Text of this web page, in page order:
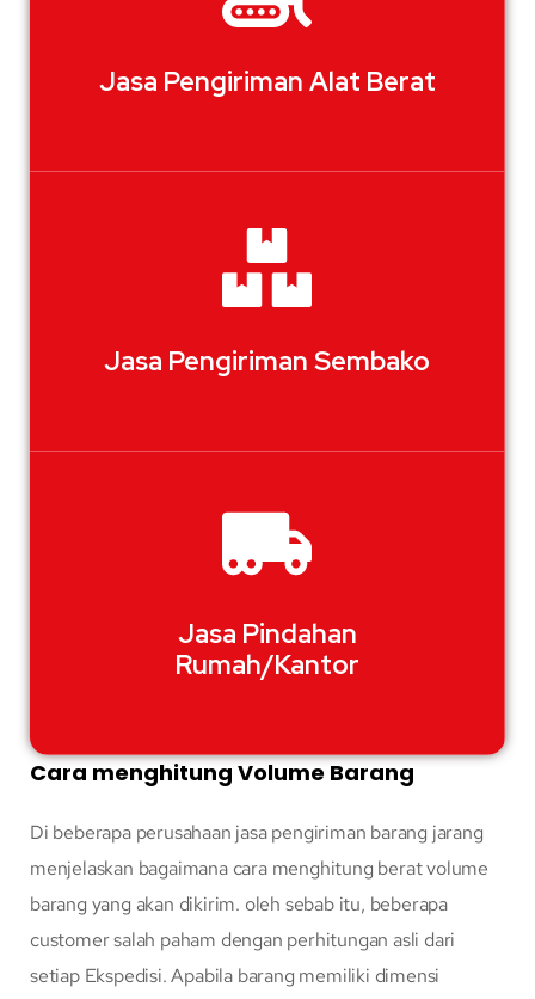
Jasa Pengiriman Alat Berat
Jasa Pengiriman Sembako
Jasa Pindahan
Rumah/Kantor
Cara menghitung Volume Barang
Di beberapa perusahaan jasa pengiriman barang jarang
menjelaskan bagaimana cara menghitung berat volume
barang yang akan dikirim. oleh sebab itu, beberapa
customer salah paham dengan perhitungan asli dari
setiap Ekspedisi. Apabila barang memiliki dimensi